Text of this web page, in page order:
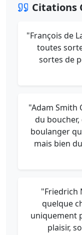
Citations
"François de
toutes
sortes de
"Adam Smith
du
boulanger
mais bien
"Friedrich
quelque
uniquement
plaisir,